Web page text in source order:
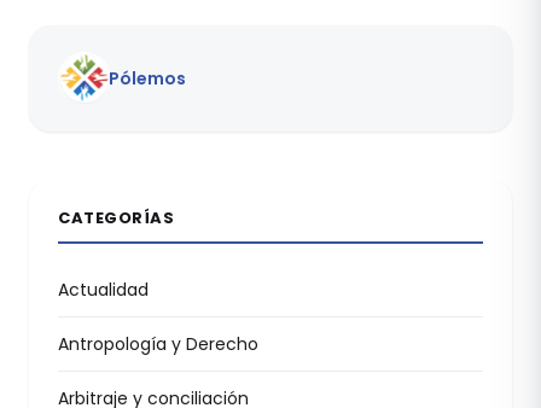
Pólemos
CATEGORÍAS
Actualidad
Antropología y Derecho
Arbitraje y conciliación